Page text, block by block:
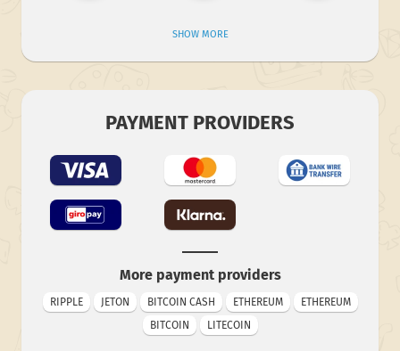
SHOW MORE
PAYMENT PROVIDERS
More payment providers
RIPPLE JETON BITCOIN CASH ETHEREUM
ETHEREUM
BITCOIN
LITECOIN